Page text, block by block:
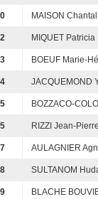
MAISON Chantal
MIQUET Patricia
BOEUF Marie-
JACQUEMOND
BOZZACO-
RIZZI Jean-
AULAGNIER
SULTANOM
BLACHE